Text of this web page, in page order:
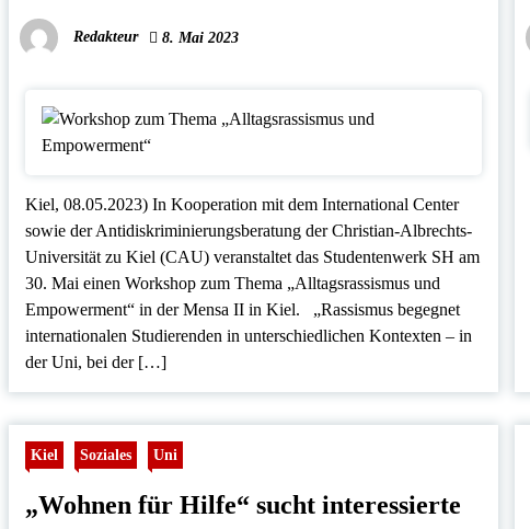
Redakteur 8. Mai 2023
Kiel, 08.05.2023) In Kooperation mit dem International Center
sowie der Antidiskriminierungsberatung der Christian-Albrechts-
Universität zu Kiel (CAU) veranstaltet das Studentenwerk SH am
30. Mai einen Workshop zum Thema „Alltagsrassismus und
Empowerment“ in der Mensa II in Kiel. „Rassismus begegnet
internationalen Studierenden in unterschiedlichen Kontexten – in
der Uni, bei der […]
Kiel Soziales Uni
„Wohnen für Hilfe“ sucht interessierte